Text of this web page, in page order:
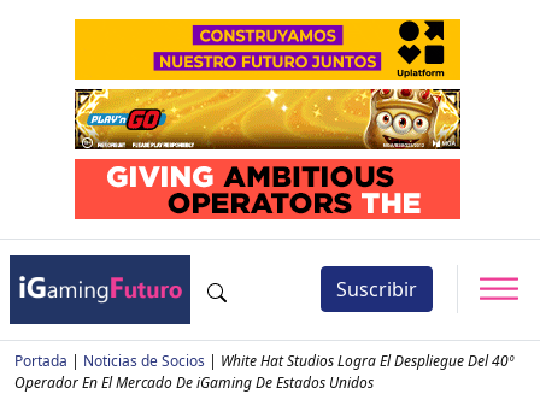
Suscribir
Portada | Noticias de Socios | White Hat Studios Logra El Despliegue Del 40º
Operador En El Mercado De iGaming De Estados Unidos